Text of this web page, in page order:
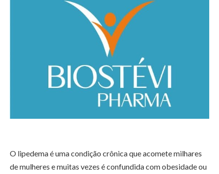
O lipedema é uma condição crônica que acomete milhares
de mulheres e muitas vezes é confundida com obesidade ou